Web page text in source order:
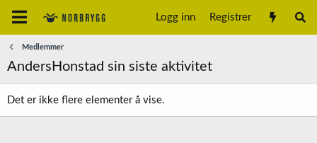
Logg inn Registrer
Medlemmer
AndersHonstad sin siste aktivitet
Det er ikke flere elementer å vise.